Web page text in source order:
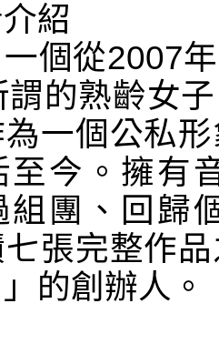
紹
個從2007
謂的熟齡女
一個公私
至今。擁有
組團、回歸
張完整作
的創辦人。